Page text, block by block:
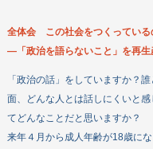
全体会 この社会をつくっている
―「政治を語らないこと」を再生
「政治の話」をしていますか？
面、どんな人とは話しにくいと
てどんなことだと思いますか？
来年４月から成人年齢が18歳に